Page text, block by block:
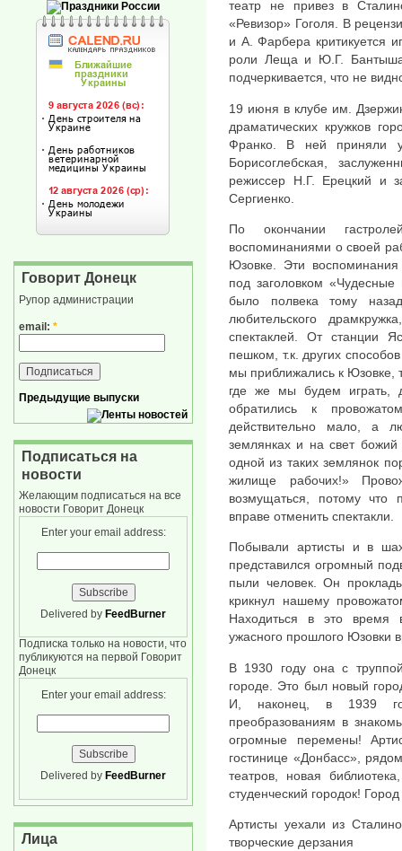
театр не привез в
«Ревизор» Гоголя. В
и А. Фарбера критикуется
роли Леща и Ю.Г.
подчеркивается, что не
19 июня в клубе им.
драматических кружков
Франко. В ней приняли
Борисоглебская,
режиссер Н.Г. Ерецкий и
Сергиенко.
По окончании
воспоминаниями о своей
Юзовке. Эти
под заголовком
было полвека тому
любительского
спектаклей. От станции
пешком, т.к. других
мы приближались к Юзовке,
где же мы будем играть,
обратились к
действительно мало, а
землянках и на свет
одной из таких землянок
жилище рабочих!»
возмущаться, потому что
вправе отменить спектакли.
Побывали артисты и в
представился огромный
пыли человек. Он
крикнул нашему
Находиться в это время
ужасного прошлого Юзовки
В 1930 году она с
городе. Это был новый
И, наконец, в 1939
преобразованиям в
огромные перемены!
гостинице «Донбасс»,
театров, новая
студенческий городок!
Артисты уехали из
творческие дерзания
Говорит Донецк
Рупор администрации
email: *
Предыдущие выпуски
Подписаться на
новости
Желающим подписаться на все
новости Говорит Донецк
Enter your email address:
Delivered by FeedBurner
Подписка только на новости, что
публикуются на первой Говорит
Донецк
Enter your email address:
Delivered by FeedBurner
Лица